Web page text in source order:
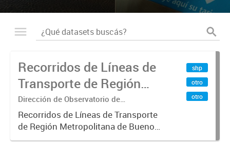
Recorridos de Líneas de
Transporte de Región
Metropolitana de
Buenos Aires (RMBA)
Dirección de Observatorio de
Transporte, Estudio y Sistemas
Recorridos de Líneas de Transporte
de Región Metropolitana de Buenos
Aires (RMBA).-
shp
otro
otro